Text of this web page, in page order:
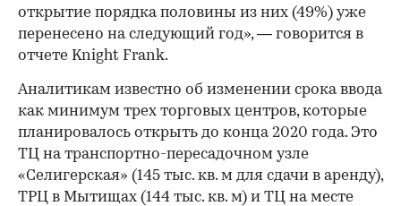
открытие порядка половины из них (49%) уже
перенесено на следующий год», — говорится в
отчете Knight Frank.
Аналитикам известно об изменении срока ввода
как минимум трех торговых центров, которые
планировалось открыть до конца 2020 года. Это
ТЦ на транспортно-пересадочном узле
«Селигерская» (145 тыс. кв. м для сдачи в аренду),
ТРЦ в Мытищах (144 тыс. кв. м) и ТЦ на месте